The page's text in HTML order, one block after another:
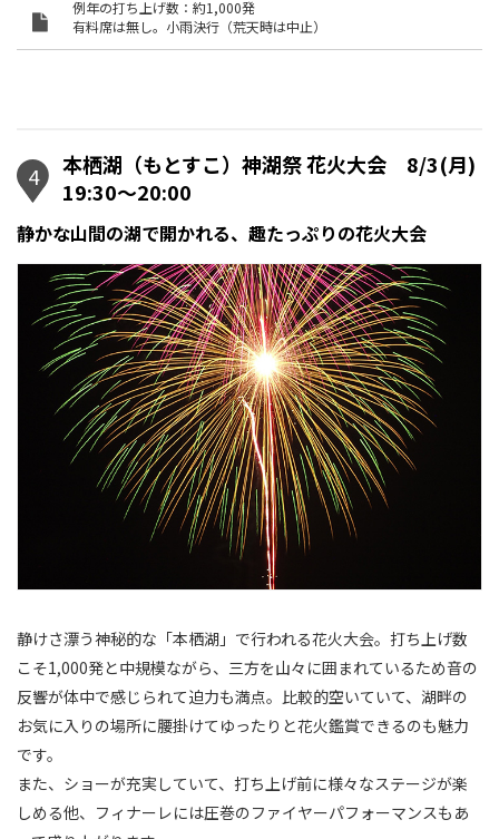
例年の打ち上げ数：約1,000発
有料席は無し。小雨決行（荒天時は中止）
4
本栖湖（もとすこ）神湖祭 花火大会 8/3(月)
19:30〜20:00
静かな山間の湖で開かれる、趣たっぷりの花火大会
静けさ漂う神秘的な「本栖湖」で行われる花火大会。打ち上げ数
こそ1,000発と中規模ながら、三方を山々に囲まれているため音の
反響が体中で感じられて迫力も満点。比較的空いていて、湖畔の
お気に入りの場所に腰掛けてゆったりと花火鑑賞できるのも魅力
です。
また、ショーが充実していて、打ち上げ前に様々なステージが楽
しめる他、フィナーレには圧巻のファイヤーパフォーマンスもあ